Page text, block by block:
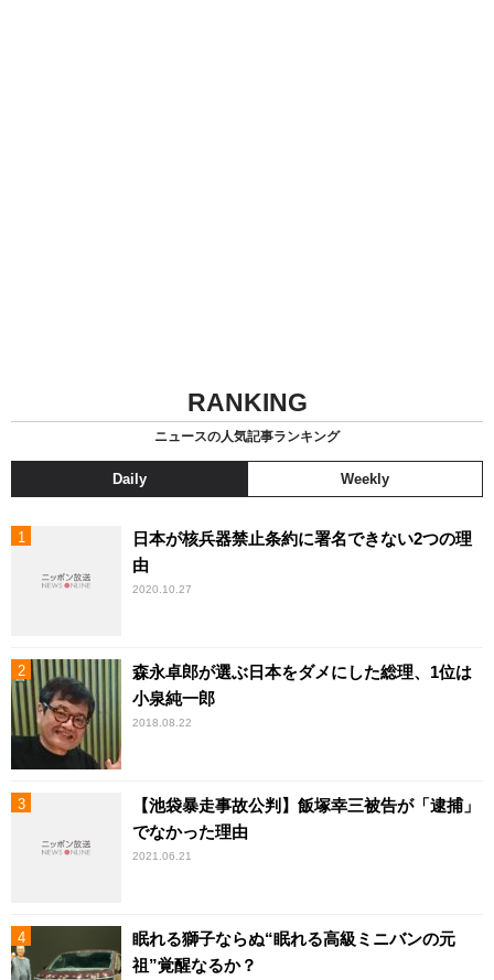
RANKING
ニュースの人気記事ランキング
Daily Weekly
日本が核兵器禁止条約に署名できない2つの理
由
2020.10.27
森永卓郎が選ぶ日本をダメにした総理、1位は
小泉純一郎
2018.08.22
【池袋暴走事故公判】飯塚幸三被告が「逮捕」
でなかった理由
2021.06.21
眠れる獅子ならぬ“眠れる高級ミニバンの元
祖”覚醒なるか？